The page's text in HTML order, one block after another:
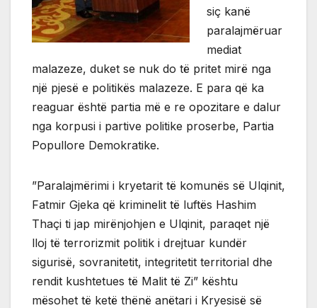
siç kanë
paralajmëruar
mediat
malazeze, duket se nuk do të pritet mirë nga
një pjesë e politikës malazeze. E para që ka
reaguar është partia më e re opozitare e dalur
nga korpusi i partive politike proserbe, Partia
Popullore Demokratike.
”Paralajmërimi i kryetarit të komunës së Ulqinit,
Fatmir Gjeka që kriminelit të luftës Hashim
Thaçi ti jap mirënjohjen e Ulqinit, paraqet një
lloj të terrorizmit politik i drejtuar kundër
sigurisë, sovranitetit, integritetit territorial dhe
rendit kushtetues të Malit të Zi” kështu
mësohet të ketë thënë anëtari i Kryesisë së